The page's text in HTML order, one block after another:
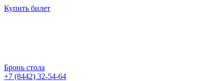
Купить билет
Бронь стола
+7 (8442) 32-54-64